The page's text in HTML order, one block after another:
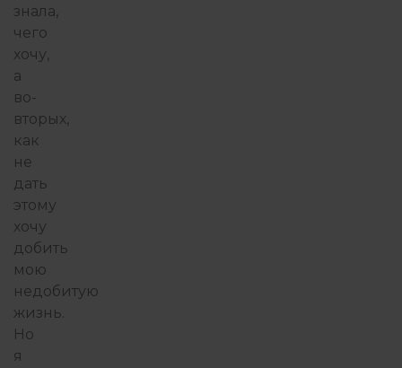
знала,
чего
хочу,
а
во-
вторых,
как
не
дать
этому
хочу
добить
мою
недобитую
жизнь.
Но
я